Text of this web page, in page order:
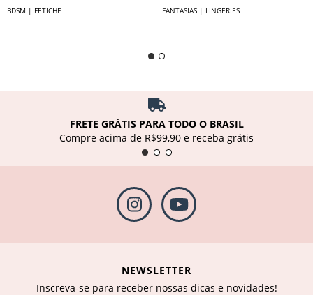
BDSM | FETICHE FANTASIAS | LINGERIES
FRETE GRÁTIS PARA TODO O BRASIL
Compre acima de R$99,90 e receba grátis
NEWSLETTER
Inscreva-se para receber nossas dicas e novidades!